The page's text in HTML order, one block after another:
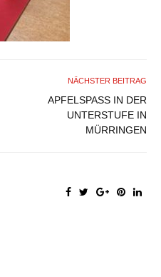
NÄCHSTER BEITRAG
APFELSPASS IN DER U
NTERSTUFE IN M
ÜRRINGEN